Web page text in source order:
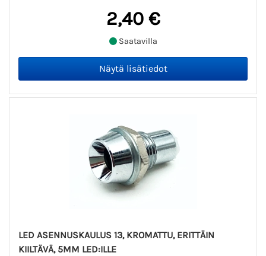
2,40 €
Saatavilla
LED ASENNUSKAULUS 13, KROMATTU, ERITTÄIN
KIILTÄVÄ, 5MM LED:ILLE